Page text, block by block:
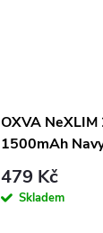
OXVA NeXLIM
1500mAh
479 Kč
Skladem